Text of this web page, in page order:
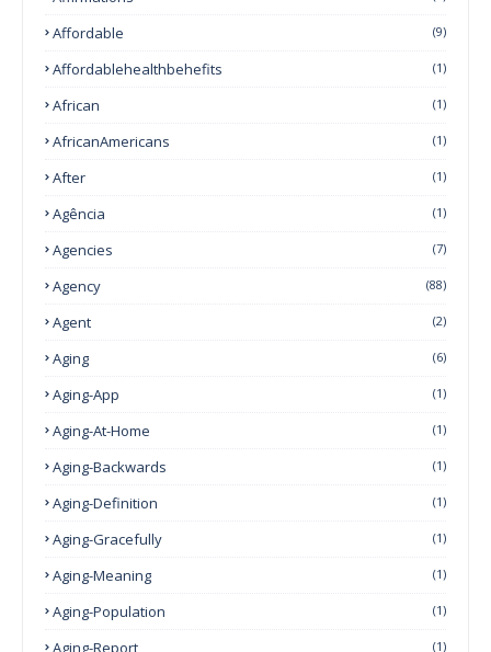
Affordable (9)
Affordablehealthbehefits (1)
African (1)
AfricanAmericans (1)
After (1)
Agência (1)
Agencies (7)
Agency (88)
Agent (2)
Aging (6)
Aging-App (1)
Aging-At-Home (1)
Aging-Backwards (1)
Aging-Definition (1)
Aging-Gracefully (1)
Aging-Meaning (1)
Aging-Population (1)
Aging-Report (1)